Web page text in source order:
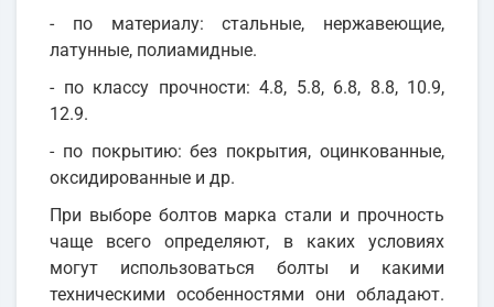
- по материалу: стальные, нержавеющие,
латунные, полиамидные.
- по классу прочности: 4.8, 5.8, 6.8, 8.8, 10.9,
12.9.
- по покрытию: без покрытия, оцинкованные,
оксидированные и др.
При выборе болтов марка стали и прочность
чаще всего определяют, в каких условиях
могут использоваться болты и какими
техническими особенностями они обладают.